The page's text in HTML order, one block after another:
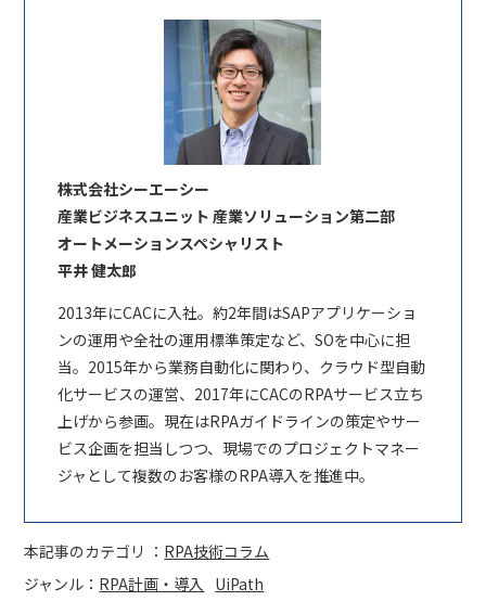
株式会社シーエーシー
産業ビジネスユニット 産業ソリューション第二部
オートメーションスペシャリスト
平井 健太郎
2013年にCACに入社。約2年間はSAPアプリケーショ
ンの運用や全社の運用標準策定など、SOを中心に担
当。2015年から業務自動化に関わり、クラウド型自動
化サービスの運営、2017年にCACのRPAサービス立ち
上げから参画。現在はRPAガイドラインの策定やサー
ビス企画を担当しつつ、現場でのプロジェクトマネー
ジャとして複数のお客様のRPA導入を推進中。
本記事のカテゴリ ： RPA技術コラム
ジャンル： RPA計画・導入 UiPath